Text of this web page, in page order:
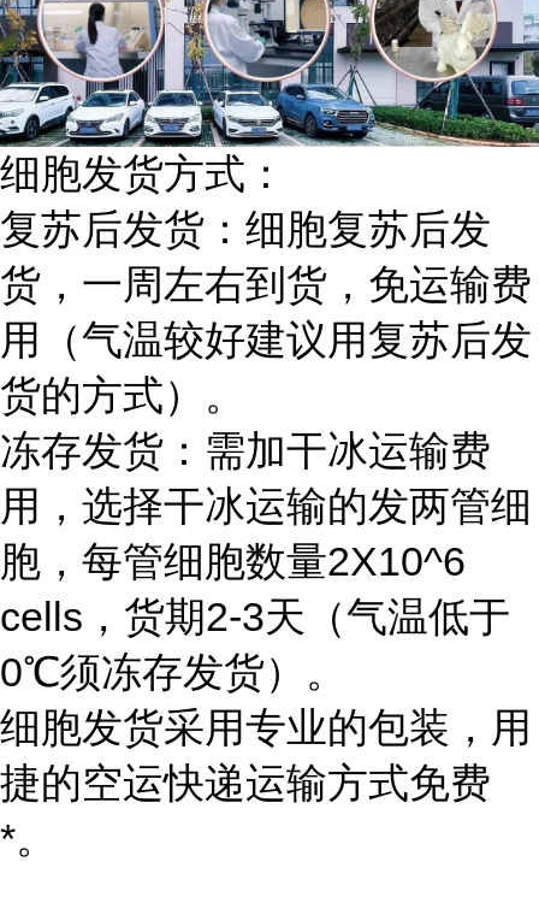
细胞发货方式：
复苏后发货：细胞复苏后发
货，一周左右到货，免运输费
用（气温较好建议用复苏后发
货的方式）。
冻存发货：需加干冰运输费
用，选择干冰运输的发两管细
胞，每管细胞数量2X10^6
cells，货期2-3天（气温低于
0℃须冻存发货）。
细胞发货采用专业的包装，用
捷的空运快递运输方式免费
*。